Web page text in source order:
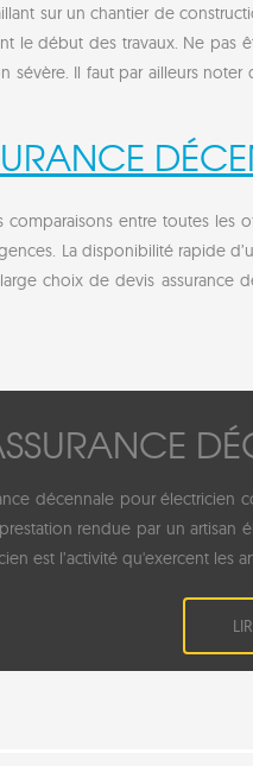
sur un chantier de
le début des travaux. Ne pas
Il faut par ailleurs
entre toutes les
La disponibilité rapide
choix de devis assurance
décennale pour électricien
rendue par un artisan
est l’activité qu'exercent les